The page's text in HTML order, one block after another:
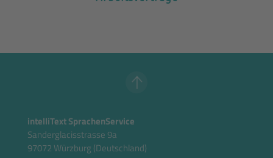
intelliText SprachenService
Sanderglacisstrasse 9a
97072 Würzburg (Deutschland)